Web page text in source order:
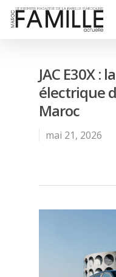
JAC E30X :
électrique
Maroc
mai 21, 2026